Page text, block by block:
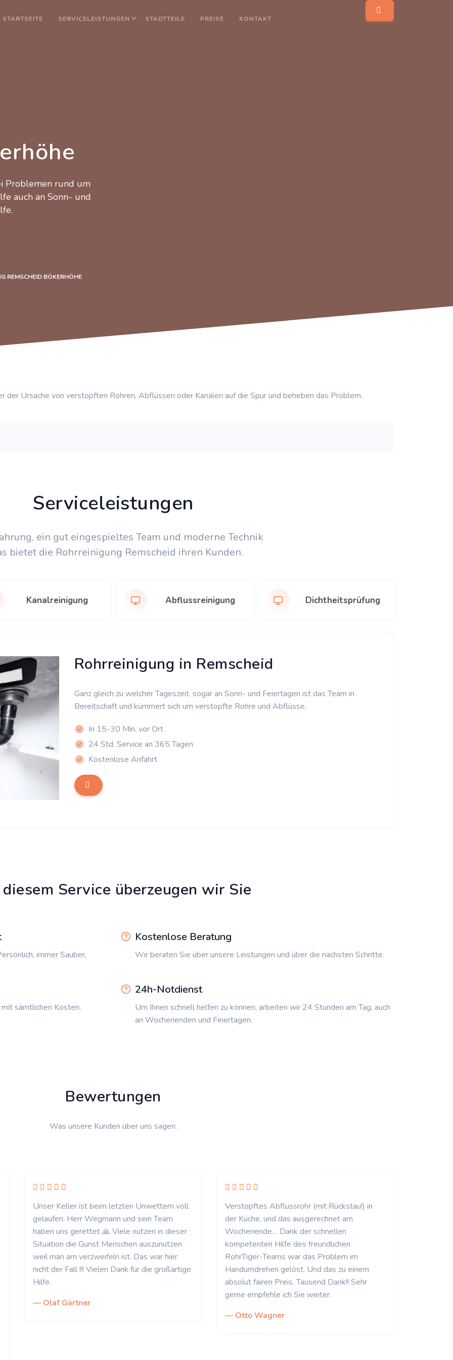
STARTSEITE SERVICELEISTUNGEN STADTTEILE PREISE KONTAKT
Problemen rund um
auch an Sonn- und
REMSCHEID BÖKERHÖHE
Ursache von verstopften Rohren, Abflüssen oder Kanälen auf die Spur und beheben das Problem.
Serviceleistungen
ein gut eingespieltes Team und moderne Technik
bietet die Rohrreinigung Remscheid ihren Kunden.
Kanalreinigung Abflussreinigung Dichtheitsprüfung
Rohrreinigung in Remscheid
Ganz gleich zu welcher Tageszeit, sogar an Sonn- und Feiertagen ist das Team in
Bereitschaft und kümmert sich um verstopfte Rohre und Abflüsse.
In 15-30 Min. vor Ort
24 Std. Service an 365 Tagen
Kostenlose Anfahrt
Service überzeugen wir Sie
immer Sauber,
Kostenlose Beratung
Wir beraten Sie über unsere Leistungen und über die nächsten Schritte.
sämtlichen Kosten,
24h-Notdienst
Um Ihnen schnell helfen zu können, arbeiten wir 24 Stunden am Tag, auch
an Wochenenden und Feiertagen.
Bewertungen
Was unsere Kunden über uns sagen.
Unser Keller ist beim letzten Unwettern voll
gelaufen. Herr Wegmann und sein Team
haben uns gerettet 🙏 Viele nutzen in dieser
Situation die Gunst Menschen auszunutzen
weil man am verzweifeln ist. Das war hier
nicht der Fall !!! Vielen Dank für die großartige
Hilfe.
— Olaf Gärtner
Verstopftes Abflussrohr (mit Rückstau!) in
der Küche, und das ausgerechnet am
Wochenende… Dank der schnellen
kompetenten Hilfe des freundlichen
RohrTiger-Teams war das Problem im
Handumdrehen gelöst. Und das zu einem
absolut fairen Preis. Tausend Dank!! Sehr
gerne empfehle ich Sie weiter.
— Otto Wagner